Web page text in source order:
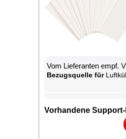
Vom Lie­fe­ran­ten empf.
Be­zugs­quel­le für
Vor­han­de­ne